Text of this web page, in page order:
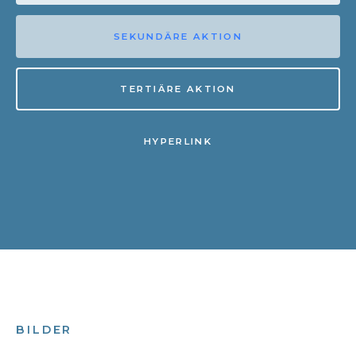
SEKUNDÄRE AKTION
TERTIÄRE AKTION
HYPERLINK
BILDER